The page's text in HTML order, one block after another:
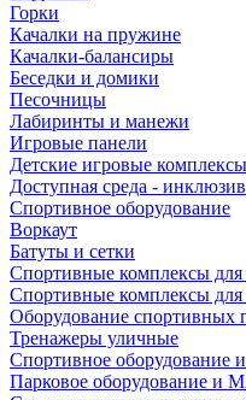
Горки
Качалки на пружине
Качалки-балансиры
Беседки и домики
Песочницы
Лабиринты и манежи
Игровые панели
Детские игровые комплексы
Доступная среда -
Спортивное оборудование
Воркаут
Батуты и сетки
Спортивные комплексы для
Спортивные комплексы для
Оборудование спортивных
Тренажеры уличные
Спортивное оборудование
Парковое оборудование и